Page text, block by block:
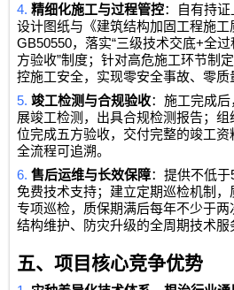
4.精细化施工与过程管控：自有持
设计图纸与《建筑结构加固工程施工
GB50550，落实“三级技术交底+全过
方验收”制度；针对高危施工环节制
控施工安全，实现零安全事故、零质
5.竣工检测与合规验收：施工完成
展竣工检测，出具合规检测报告；
位完成五方验收，交付完整的竣工
全流程可追溯。
6.售后运维与长效保障：提供不低于
免费技术支持；建立定期巡检机制
专项巡检，质保期满后每年不少于
结构维护、防灾升级的全周期技术服
五、项目核心竞争优势